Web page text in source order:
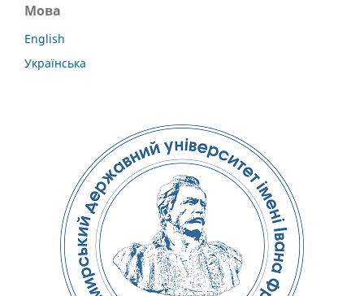
Мова
English
Українська